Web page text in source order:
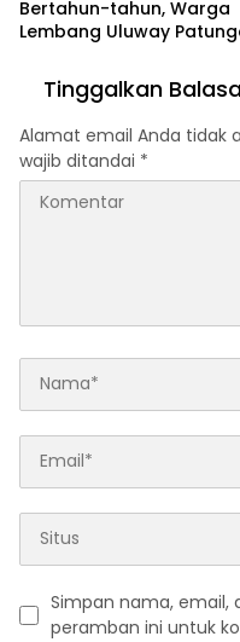
Bertahun-tahun, Warga
Lembang Uluway
Swadaya
Tinggalkan
Alamat email Anda tidak
wajib ditandai *
Simpan nama, email,
peramban ini untuk